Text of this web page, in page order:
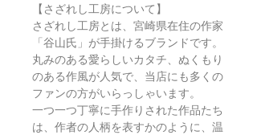
【さざれし工房について】
さざれし工房とは、宮崎県在住の作家
「谷山氏」が手掛けるブランドです。
丸みのある愛らしいカタチ、ぬくもり
のある作風が人気で、当店にも多くの
ファンの方がいらっしゃいます。
一つ一つ丁寧に手作りされた作品たち
は、作者の人柄を表すかのように、温